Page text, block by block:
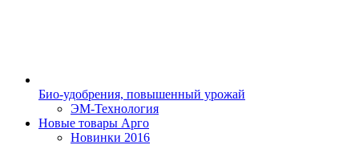
Био-удобрения, повышенный урожай
ЭМ-Технология
Новые товары Арго
Новинки 2016